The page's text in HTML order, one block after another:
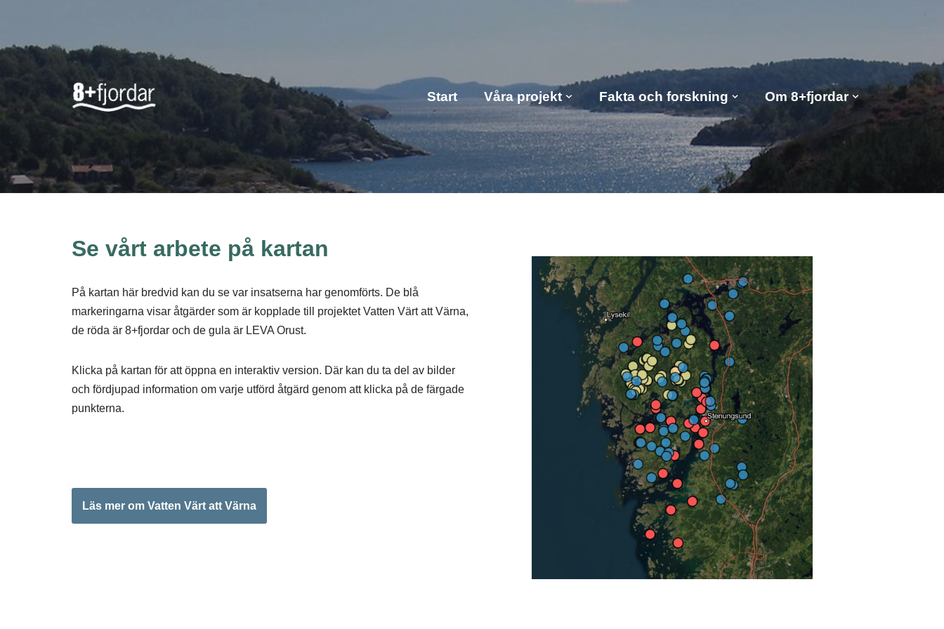
innehåll
Start Våra projekt Fakta och forskning Om 8+fjordar
Se vårt arbete på kartan
På kartan här bredvid kan du se var insatserna har genomförts. De blå
markeringarna visar åtgärder som är kopplade till projektet Vatten Värt att Värna,
de röda är 8+fjordar och de gula är LEVA Orust.
Klicka på kartan för att öppna en interaktiv version. Där kan du ta del av bilder
och fördjupad information om varje utförd åtgärd genom att klicka på de färgade
punkterna.
Läs mer om Vatten Värt att Värna